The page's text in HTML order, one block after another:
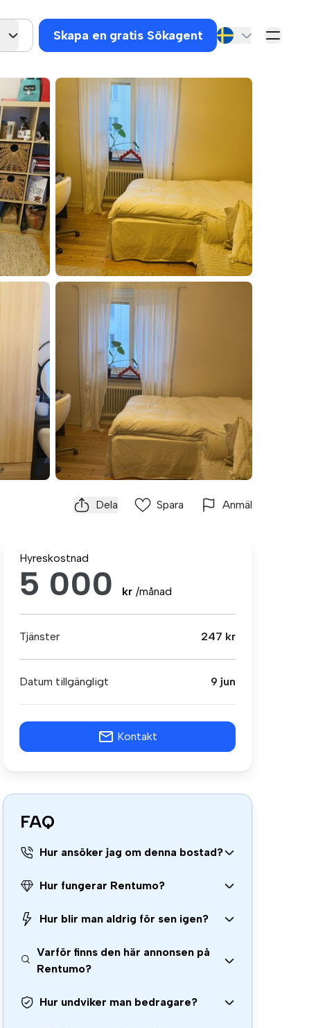
Skapa en gratis Sökagent
Dela Spara Anmäl
Hyreskostnad
5 000 kr /månad
Tjänster 247 kr
Datum tillgängligt 9 jun
Kontakt
FAQ
Hur ansöker jag om denna bostad?
Hur fungerar Rentumo?
Hur blir man aldrig för sen igen?
Varför finns den här annonsen på
Rentumo?
Hur undviker man bedragare?